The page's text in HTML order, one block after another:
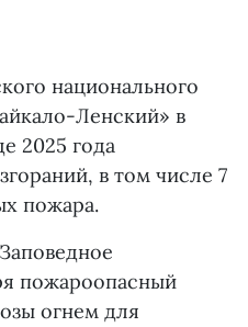
национального
Ленский» в
2025 года
в том числе 7
пожара.
пожароопасный
огнем для